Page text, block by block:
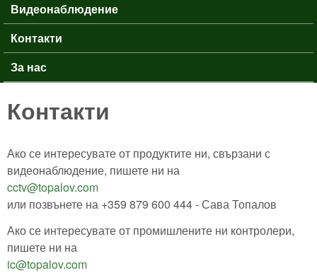
Видеонаблюдение
Контакти
За нас
Контакти
Ако се интересувате от продуктите ни, свързани с
видеонаблюдение, пишете ни на
cctv@topalov.com
или позвънете на +359 879 600 444 - Сава Топалов
Ако се интересувате от промишлените ни контролери,
пишете ни на
ic@topalov.com